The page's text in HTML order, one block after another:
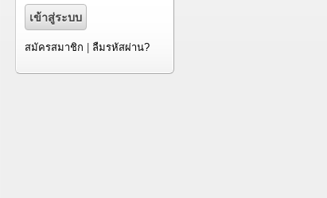
สมัครสมาชิก ลืมรหัสผ่าน?